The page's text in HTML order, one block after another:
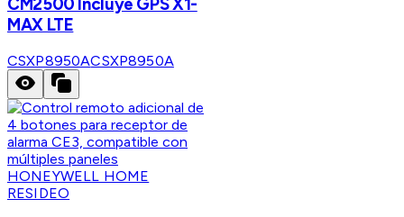
MAX LTE
CSXP8950ACSXP8950A
HONEYWELL HOME
RESIDEO